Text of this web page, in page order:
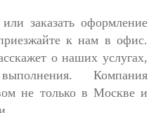
заказать оформление
к нам в офис.
о наших услугах,
Компания
не только в Москве и